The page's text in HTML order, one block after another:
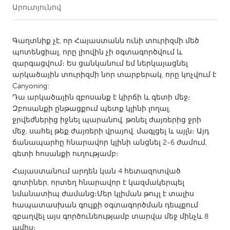
CANADA
Amherstburg
Kingston
Kitchener-Waterloo
New Glasgow
Newmarket
Ottawa
South Shore
MALAYSIA
Kuala Lumpur
NETHERLANDS
Leiden
Rotterdam
Utrecht
Արուտյունով
Գաղտնիք չէ, որ Հայաստանն ունի տուրիզմի մեծ
պոտենցիալ, որը լիովին չի օգտագործվում և
զարգացվում։ Ես ցանկանում եմ ներկայացնել
արկածային տուրիզմի նոր տարբերակ, որը կոչվում է
Canyoning:
Դա արկածային զբոսանք է կիրճի և գետի մեջ։
Զբոսանքի ընթացքում պետք կլինի լողալ,
ջրվեժներից իջնել պարանով, թռնել ժայռերից ջրի
մեջ, սահել թեք ժայռերի վրայով, մագլցել և այլն։ Այդ
ճանապարհը հնարավոր կլինի անցնել 2-6 ժամում,
գետի հոսանքի ուղությամբ։
Հայաստանում արդեն կան 4 հետազոտված
գոտիներ, որտեղ հնարավոր է կազմակերպել
նմանատիպ ժամանց։Մեր կլիման թույլ է տալիս
հապատասխան գույքի օգտագործման դեպքում
զբաղվել այս գործունեությամբ տարվա մեջ մինչև 8
ամիս։